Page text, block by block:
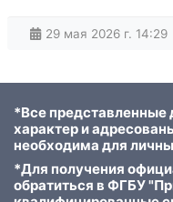
29 мая 2026 г. 14:29
*Все представленные
характер и
необходима для
*Для получения
обратиться в ФГБУ